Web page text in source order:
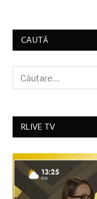
CAUTĂ
RLIVE TV